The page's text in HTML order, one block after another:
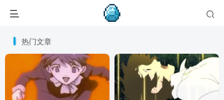
热门文章